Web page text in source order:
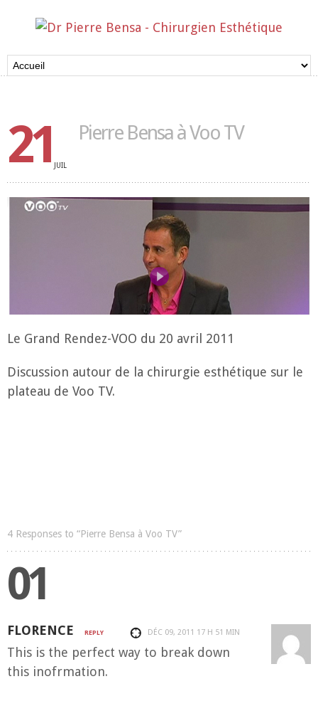
21 JUIL
Pierre Bensa à Voo TV
Le Grand Rendez-VOO du 20 avril 2011
Discussion autour de la chirurgie esthétique sur le
plateau de Voo TV.
4 Responses to “Pierre Bensa à Voo TV”
01
DÉC 09, 2011 17 H 51 MIN
FLORENCE REPLY
This is the perfect way to break down
this inofrmation.